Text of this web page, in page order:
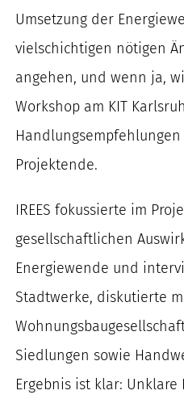
nach:
Umsetzung der
vielschichtigen nötigen
angehen, und wenn ja,
Workshop am KIT
Projektende.
IREES fokussierte im
gesellschaftlichen
Energiewende und
Stadtwerke, diskutierte
Siedlungen sowie
Ergebnis ist klar: